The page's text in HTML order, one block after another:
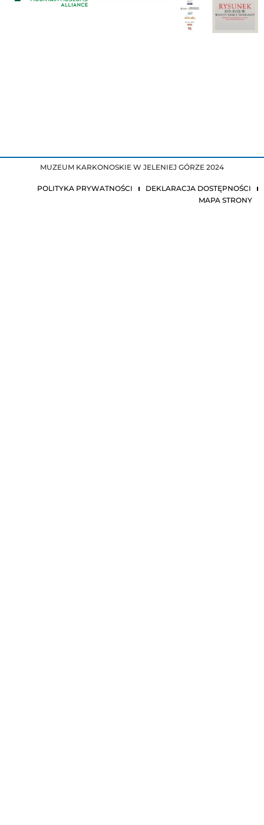
MUZEUM KARKONOSKIE W JELENIEJ GÓRZE 2024
POLITYKA PRYWATNOŚCI
DEKLARACJA DOSTĘPNOŚCI
MAPA STRONY